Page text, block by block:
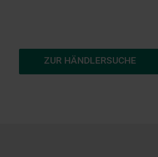
ZUR HÄNDLERSUCHE